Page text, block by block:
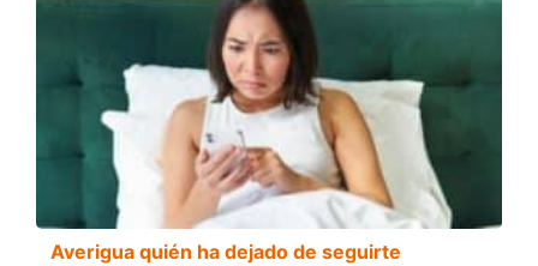
Averigua quién ha dejado de seguirte